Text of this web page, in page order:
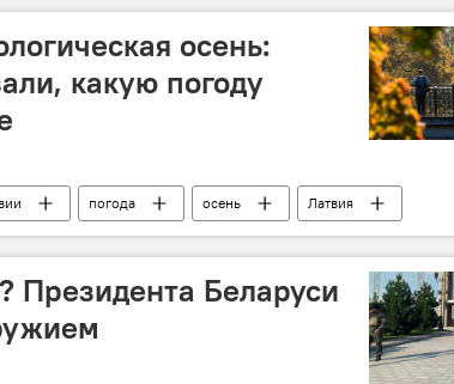
осень:
какую погоду
погода осень Латвия
Президента Беларуси